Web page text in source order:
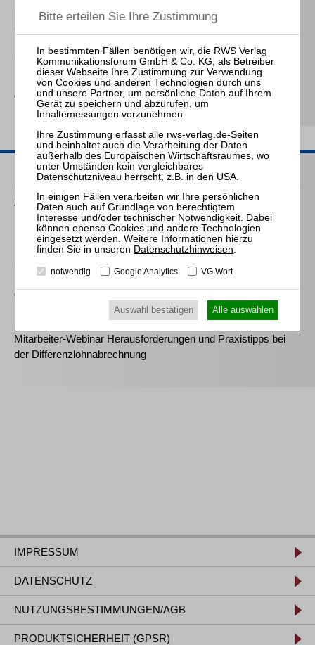
Sanierungsverwaltung
Schröder
Die Reform des
Eigenkapitalersatzrechts
durch das MoMiG
Passende Seminare
25.08.2026
Praktiker-Webinar Vom Listenplatz zur Zulassung – Das neue
Berufsrecht der Insolvenzverwalter
Mitarbeiter-Webinar Herausforderungen und Praxistipps bei
der Differenzlohnabrechnung
Mitarbeiter-Webinar Herausforderungen und Praxistipps bei
der Differenzlohnabrechnung
IMPRESSUM
DATENSCHUTZ
NUTZUNGSBESTIMMUNGEN/AGB
PRODUKTSICHERHEIT (GPSR)
Datenschutzhinweisen.
notwendig Google Analytics VG Wort
Auswahl bestätigen Alle auswählen